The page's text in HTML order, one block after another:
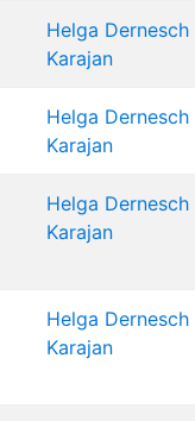
Helga Dernesch
Karajan
Helga Dernesch
Karajan
Helga Dernesch
Karajan
Helga Dernesch
Karajan